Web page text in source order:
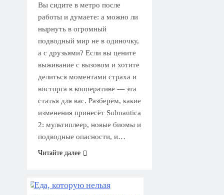
Вы сидите в метро после
работы и думаете: а можно ли
нырнуть в огромный
подводный мир не в одиночку,
а с друзьями? Если вы цените
выживание с вызовом и хотите
делиться моментами страха и
восторга в кооперативе — эта
статья для вас. Разберём, какие
изменения принесёт Subnautica
2: мультиплеер, новые биомы и
подводные опасности, и…
Читайте далее